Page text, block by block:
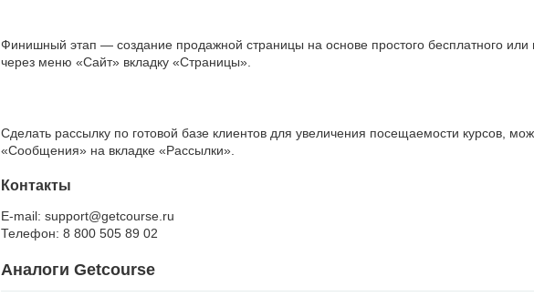
Финишный этап — создание продажной страницы на основе простого бесплатного или
через меню «Сайт» вкладку «Страницы».
Сделать рассылку по готовой базе клиентов для увеличения посещаемости курсов,
«Сообщения» на вкладке «Рассылки».
Контакты
E-mail: support@getcourse.ru
Телефон: 8 800 505 89 02
Аналоги Getcourse